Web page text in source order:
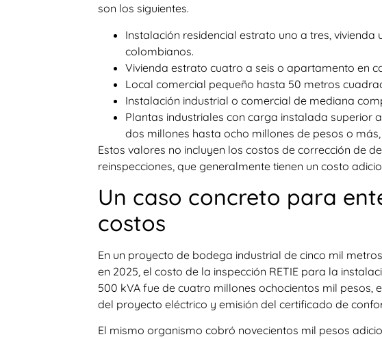
son los siguientes.
Instalación residencial estrato uno a tres,
colombianos.
Vivienda estrato cuatro a seis o apartamento en
Local comercial pequeño hasta 50 metros
Instalación industrial o comercial de mediana
Plantas industriales con carga instalada superior
dos millones hasta ocho millones de pesos o
Estos valores no incluyen los costos de corrección de
reinspecciones, que generalmente tienen un costo
Un caso concreto para
costos
En un proyecto de bodega industrial de cinco mil
en 2025, el costo de la inspección RETIE para la
500 kVA fue de cuatro millones ochocientos mil pesos,
del proyecto eléctrico y emisión del certificado de
El mismo organismo cobró novecientos mil pesos